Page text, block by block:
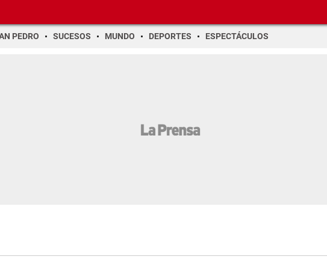
PEDRO SUCESOS MUNDO DEPORTES ESPECTÁCULOS